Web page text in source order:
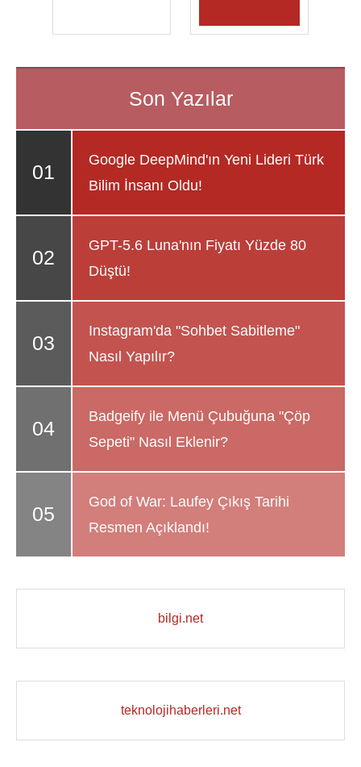
Google DeepMind'ın Yeni Lideri Türk
Bilim İnsanı Oldu!
GPT-5.6 Luna'nın Fiyatı Yüzde 80
Düştü!
Instagram'da "Sohbet Sabitleme"
Nasıl Yapılır?
Badgeify ile Menü Çubuğuna "Çöp
Sepeti" Nasıl Eklenir?
God of War: Laufey Çıkış Tarihi
Resmen Açıklandı!
bilgi.net
teknolojihaberleri.net